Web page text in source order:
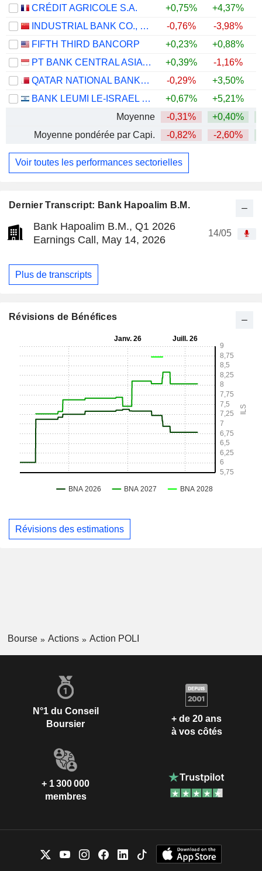
Dernier Transcript: Bank Hapoalim B.M.
Bank Hapoalim B.M., Q1 2026
Earnings Call, May 14, 2026
14/05
Plus de transcripts
CRÉDIT AGRICOLE S.A.
+0,75% +4,37%
INDUSTRIAL BANK CO., LTD.
-0,76% -3,98%
FIFTH THIRD BANCORP
+0,23% +0,88%
PT BANK CENTRAL ASIA TBK
+0,39% -1,16%
QATAR NATIONAL BANK (Q.P.S.C.)
-0,29% +3,50%
BANK LEUMI LE-ISRAEL B.M.
+0,67% +5,21%
Moyenne
-0,31% +0,40%
Moyenne pondérée par Capi.
-0,82% -2,60%
Voir toutes les performances sectorielles
Révisions de Bénéfices
Révisions des estimations
Bourse Actions Action POLI
N°1 du Conseil
Boursier
+ de 20 ans
à vos côtés
+ 1 300 000
membres